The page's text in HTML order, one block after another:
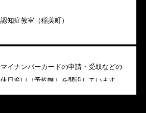
認知症教室（稲美町）
マイナンバーカードの申請・受取などの
休日窓口（予約制）を開設しています
（稲美町）